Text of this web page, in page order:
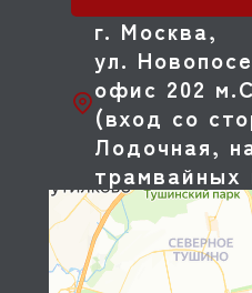
г. Москва,
ул.
офис 202
(вход со
Лодочная,
трамвайных